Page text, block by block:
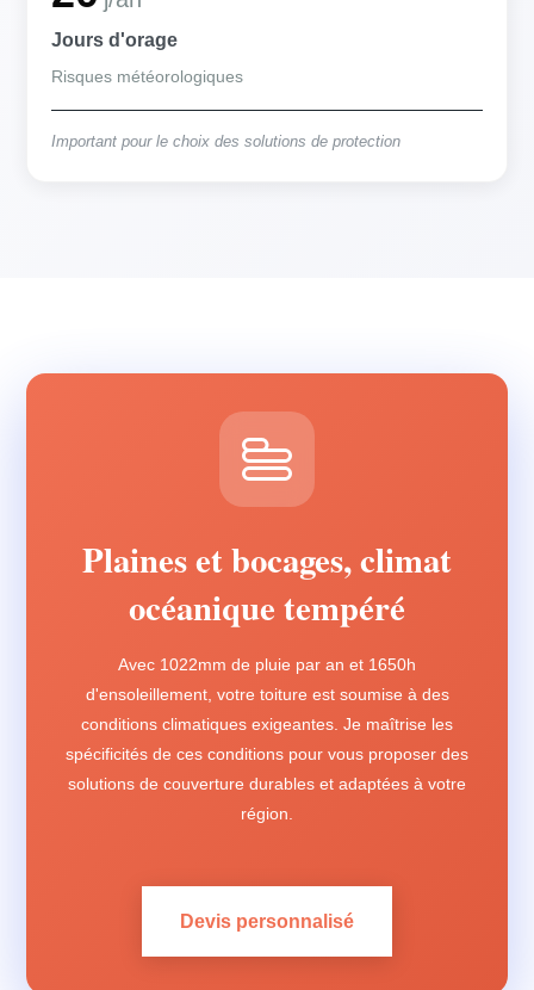
Jours d'orage
Risques météorologiques
Important pour le choix des solutions de protection
Plaines et bocages, climat
océanique tempéré
Avec 1022mm de pluie par an et 1650h
d'ensoleillement, votre toiture est soumise à des
conditions climatiques exigeantes. Je maîtrise les
spécificités de ces conditions pour vous proposer des
solutions de couverture durables et adaptées à votre
région.
Devis personnalisé